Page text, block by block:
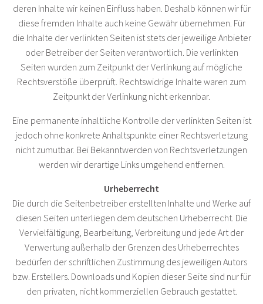
deren Inhalte wir keinen Einfluss haben. Deshalb können wir für
diese fremden Inhalte auch keine Gewähr übernehmen. Für
die Inhalte der verlinkten Seiten ist stets der jeweilige Anbieter
oder Betreiber der Seiten verantwortlich. Die verlinkten
Seiten wurden zum Zeitpunkt der Verlinkung auf mögliche
Rechtsverstöße überprüft. Rechtswidrige Inhalte waren zum
Zeitpunkt der Verlinkung nicht erkennbar.
Eine permanente inhaltliche Kontrolle der verlinkten Seiten ist
jedoch ohne konkrete Anhaltspunkte einer Rechtsverletzung
nicht zumutbar. Bei Bekanntwerden von Rechtsverletzungen
werden wir derartige Links umgehend entfernen.
Urheberrecht
Die durch die Seitenbetreiber erstellten Inhalte und Werke auf
diesen Seiten unterliegen dem deutschen Urheberrecht. Die
Vervielfältigung, Bearbeitung, Verbreitung und jede Art der
Verwertung außerhalb der Grenzen des Urheberrechtes
bedürfen der schriftlichen Zustimmung des jeweiligen Autors
bzw. Erstellers. Downloads und Kopien dieser Seite sind nur für
den privaten, nicht kommerziellen Gebrauch gestattet.